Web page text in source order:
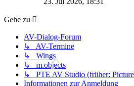
Gehe zu
AV-Dialog-Forum
↳ AV-Termine
↳ Wings
↳ m.objects
↳ PTE AV Studio (früher:
Informationen zur Anmeldung